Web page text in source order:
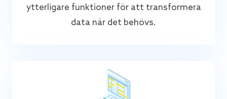
ytterligare funktioner för att transformera
data när det behövs.